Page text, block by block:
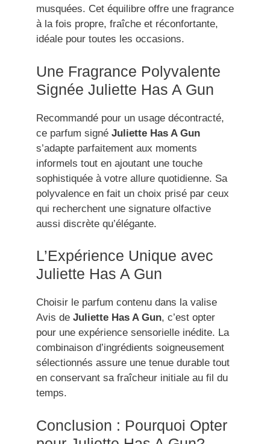
musquées. Cet équilibre offre une fragrance
à la fois propre, fraîche et réconfortante,
idéale pour toutes les occasions.
Une Fragrance Polyvalente
Signée Juliette Has A Gun
Recommandé pour un usage décontracté,
ce parfum signé Juliette Has A Gun
s’adapte parfaitement aux moments
informels tout en ajoutant une touche
sophistiquée à votre allure quotidienne. Sa
polyvalence en fait un choix prisé par ceux
qui recherchent une signature olfactive
aussi discrète qu’élégante.
L’Expérience Unique avec
Juliette Has A Gun
Choisir le parfum contenu dans la valise
Avis de Juliette Has A Gun, c’est opter
pour une expérience sensorielle inédite. La
combinaison d’ingrédients soigneusement
sélectionnés assure une tenue durable tout
en conservant sa fraîcheur initiale au fil du
temps.
Conclusion : Pourquoi Opter